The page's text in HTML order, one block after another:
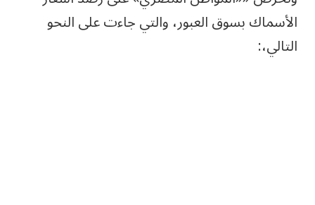
الأسماك بسوق العبور، والتي جاءت على النحو
التالي،: